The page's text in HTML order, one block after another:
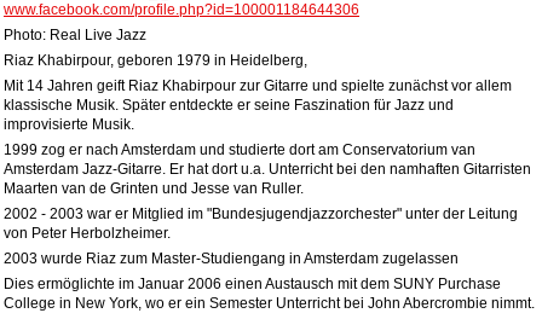
www.facebook.com/profile.php?id=100001184644306
Photo: Real Live Jazz
Riaz Khabirpour, geboren 1979 in Heidelberg,
Mit 14 Jahren geift Riaz Khabirpour zur Gitarre und spielte zunächst vor allem
klassische Musik. Später entdeckte er seine Faszination für Jazz und
improvisierte Musik.
1999 zog er nach Amsterdam und studierte dort am Conservatorium van
Amsterdam Jazz-Gitarre. Er hat dort u.a. Unterricht bei den namhaften Gitarristen
Maarten van de Grinten und Jesse van Ruller.
2002 - 2003 war er Mitglied im "Bundesjugendjazzorchester" unter der Leitung
von Peter Herbolzheimer.
2003 wurde Riaz zum Master-Studiengang in Amsterdam zugelassen
Dies ermöglichte im Januar 2006 einen Austausch mit dem SUNY Purchase
College in New York, wo er ein Semester Unterricht bei John Abercrombie nimmt.